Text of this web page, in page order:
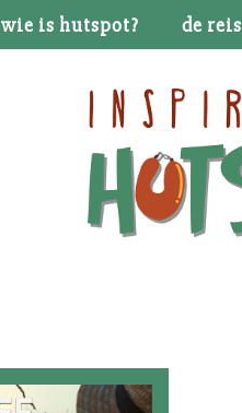
wie is hutspot? de reis